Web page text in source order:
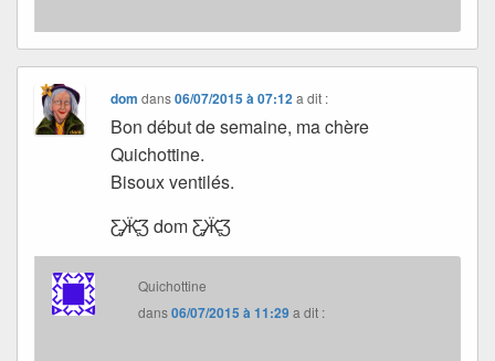
dom dans06/07/2015 à 07:12 a dit :
Bon début de semaine, ma chère
Quichottine.
Bisoux ventilés.
Ƹ̵̡Ӝ̵̨̄Ʒ dom Ƹ̵̡Ӝ̵̨̄Ʒ
Quichottine
dans06/07/2015 à 11:29a dit :